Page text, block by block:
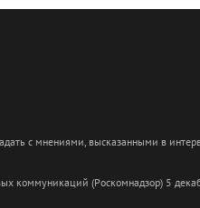
с мнениями, высказанными в
коммуникаций (Роскомнадзор) 5